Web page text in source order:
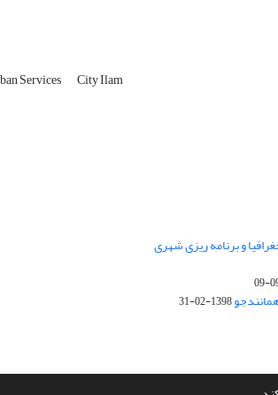
Services City Ilam
و برنامه ریزی شهری
1398-02-31